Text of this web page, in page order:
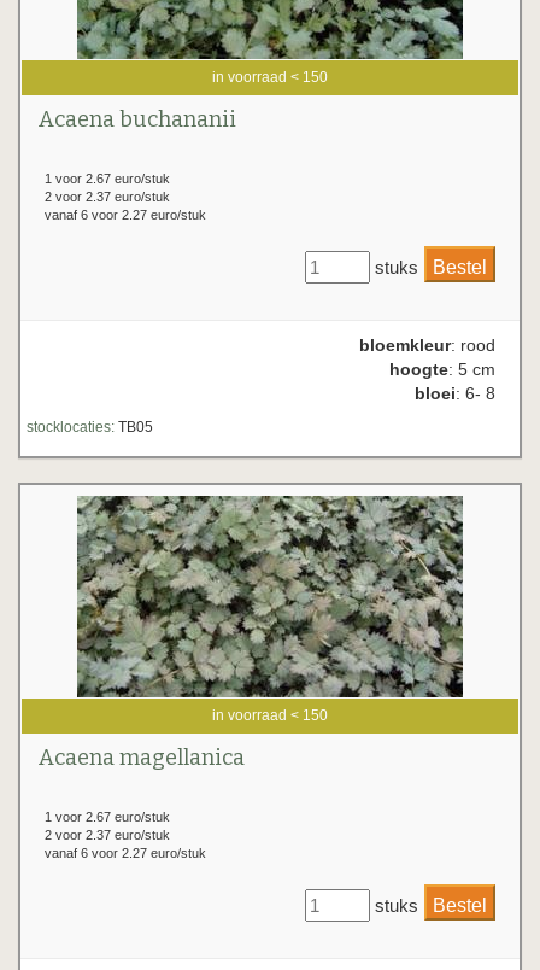
in voorraad < 150
Acaena buchananii
1 voor 2.67 euro/stuk
2 voor 2.37 euro/stuk
vanaf 6 voor 2.27 euro/stuk
stuks
bloemkleur: rood
hoogte: 5 cm
bloei: 6- 8
stocklocaties: TB05
in voorraad < 150
Acaena magellanica
1 voor 2.67 euro/stuk
2 voor 2.37 euro/stuk
vanaf 6 voor 2.27 euro/stuk
stuks